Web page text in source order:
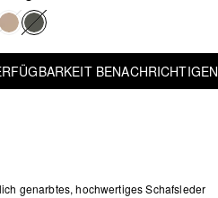
BENACHRICHTIGEN
genarbtes, hochwertiges Schafsleder